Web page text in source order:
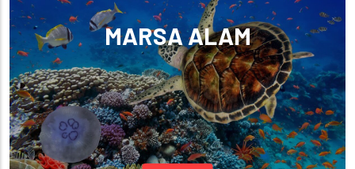
MARSA ALAM